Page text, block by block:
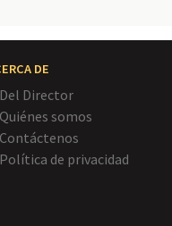
DE
Del Director
Quiénes somos
Contáctenos
Política de privacidad